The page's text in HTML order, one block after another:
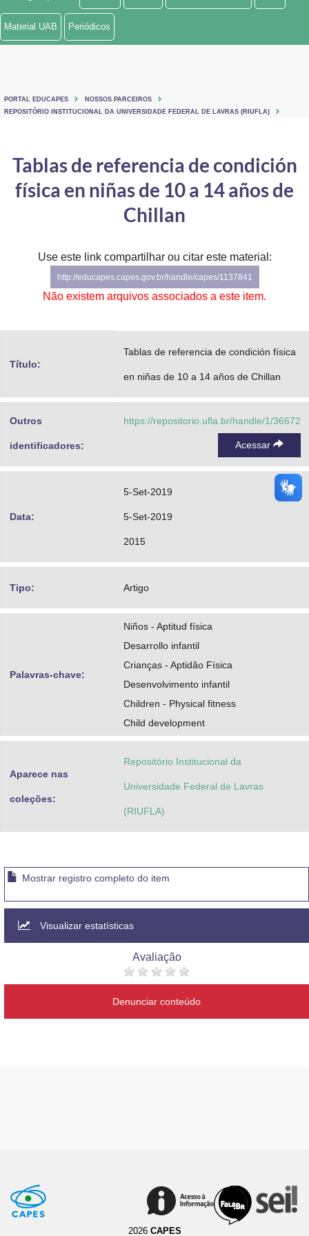
Ministério de Minas e Energia
Ministério do Turismo
Controladoria-Geral da União
Secretaria de Governo
Gabinete de Segurança Institucional
Material UAB Periódicos
PORTAL EDUCAPES
NOSSOS PARCEIROS
REPOSITÓRIO INSTITUCIONAL DA UNIVERSIDADE FEDERAL DE LAVRAS (RIUFLA)
Tablas de referencia de condición
física en niñas de 10 a 14 años de
Chillan
Use este link compartilhar ou citar este material:
http://educapes.capes.gov.br/handle/capes/1137841
Não existem arquivos associados a este item.
Título:
Tablas de referencia de condición física
en niñas de 10 a 14 años de Chillan
Outros
identificadores:
https://repositorio.ufla.br/handle/1/36672
Acessar
Data:
5-Set-2019
5-Set-2019
2015
Tipo: Artigo
Palavras-chave:
Niños - Aptitud física
Desarrollo infantil
Crianças - Aptidão Física
Desenvolvimento infantil
Children - Physical fitness
Child development
Aparece nas
coleções:
Repositório Institucional da
Universidade Federal de Lavras
(RIUFLA)
Mostrar registro completo do item
Visualizar estatísticas
Avaliação
Denunciar conteúdo
2026 CAPES